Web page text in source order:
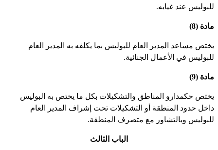
عند غيابه.
(8)
مساعد المدير العام للبوليس بما يكلفه به المدير العام
في الأعمال الجنائية.
(9)
حكمدارو المناطق والتشكيلات بكل ما يختص به البوليس
حدود المنطقة أو التشكيلات تحت إشراف المدير العام
وبالتشاور مع متصرف المنطقة.
الباب الثالث